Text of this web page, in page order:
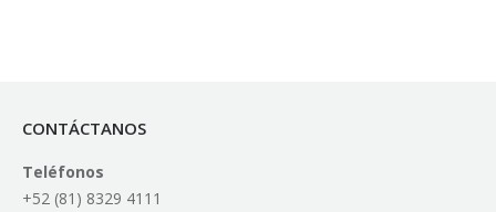
CONTÁCTANOS
Teléfonos
+52 (81) 8329 4111